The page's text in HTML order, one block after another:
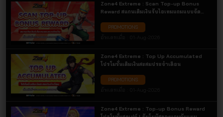
Zone4 Extreme : Scan Top-up Bonus
Reward สแกนเติมเงินรับไอเทมแถมแบบจัด
เท่านั้น! รับไอเทมแถมสุดคุ้ม
PROMOTIONS
Zone4 Extreme : Top Up Accumulated
โปรโมชั่นเติมเงินสะสมประจำเดือน
PROMOTIONS
Zone4 Extreme : Top-up Bonus Reward